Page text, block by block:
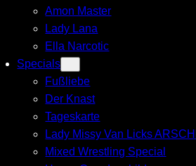
Amon Master
Lady Lana
Ella Narcotic
Specials
Fußliebe
Der Knast
Tageskarte
Lady Missy Van Licks
Mixed Wrestling Special